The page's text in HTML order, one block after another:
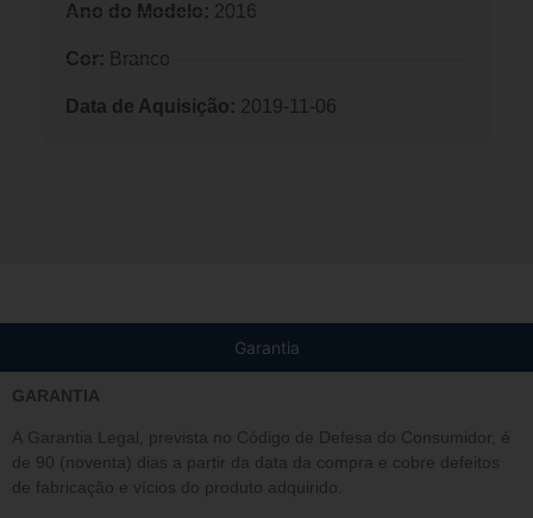
Ano do Modelo: 2016
Cor: Branco
Data de Aquisição: 2019-11-06
Garantia
GARANTIA
A Garantia Legal, prevista no Código de Defesa do Consumidor, é
de 90 (noventa) dias a partir da data da compra e cobre defeitos
de fabricação e vícios do produto adquirido.